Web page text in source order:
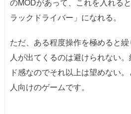
ラックドライバー」になれる。
ただ、ある程度操作を極めると
人が出てくるのは避けられない
ド感なのでそれ以上は望めない
人向けのゲームです。